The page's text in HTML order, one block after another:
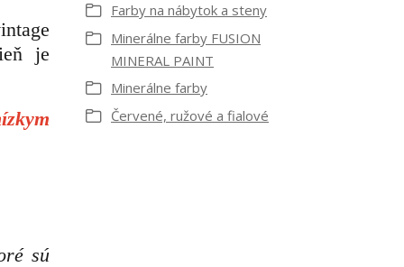
je
sú
Farby na nábytok a steny
Minerálne farby FUSION
MINERAL PAINT
Minerálne farby
Červené, ružové a fialové